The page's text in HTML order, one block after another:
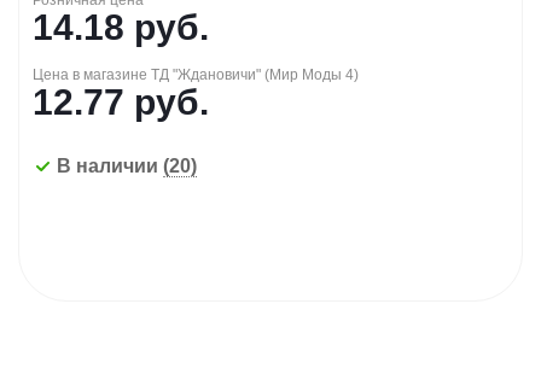
14.18 руб.
Цена в магазине ТД "Ждановичи" (Мир Моды 4)
12.77 руб.
В наличии (20)